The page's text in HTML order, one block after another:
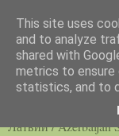
Latvijas
Латвии / Azerbaijan
This site uses
and to analyze
shared with
metrics to ensure
statistics, and to